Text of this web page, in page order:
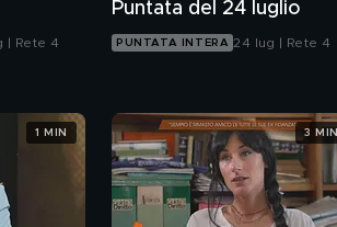
| Rete 4
Puntata del 24 luglio
PUNTATA INTERA 24 lug | Rete 4
1 MIN 3 MIN